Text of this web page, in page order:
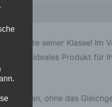
seiner Klasse! Im
ist ein ideales Produkt für
ohne das